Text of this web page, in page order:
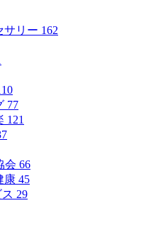
サリー 162
77
121
会 66
康 45
29